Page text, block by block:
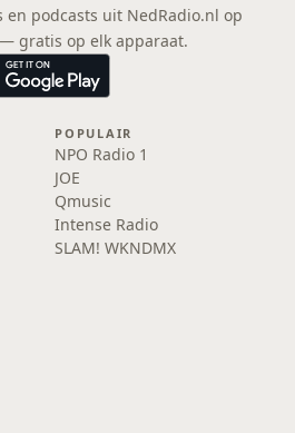
podcasts uit NedRadio.nl op
gratis op elk apparaat.
POPULAIR
NPO Radio 1
JOE
Qmusic
Intense Radio
SLAM! WKNDMX